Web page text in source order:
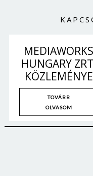
MEDIAWORKS
HUNGARY
KÖZLEMÉNYE
TOVÁBB
OLVASOM